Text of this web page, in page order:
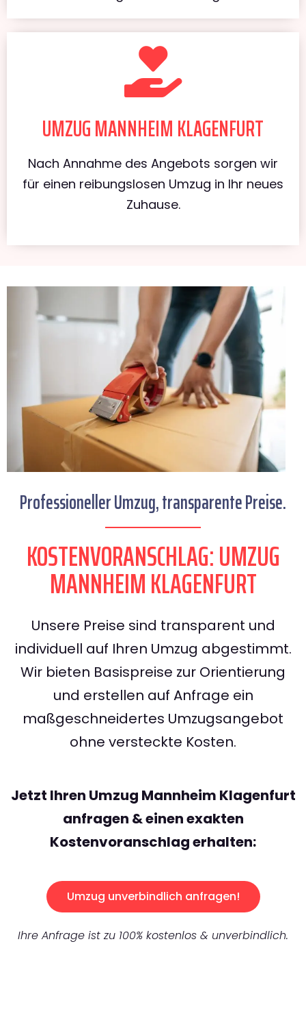
UMZUG MANNHEIM KLAGENFURT
Nach Annahme des Angebots sorgen wir
für einen reibungslosen Umzug in Ihr neues
Zuhause.
Professioneller Umzug, transparente Preise.
KOSTENVORANSCHLAG: UMZUG
MANNHEIM KLAGENFURT
Unsere Preise sind transparent und
individuell auf Ihren Umzug abgestimmt.
Wir bieten Basispreise zur Orientierung
und erstellen auf Anfrage ein
maßgeschneidertes Umzugsangebot
ohne versteckte Kosten.
Jetzt Ihren Umzug Mannheim Klagenfurt
anfragen & einen exakten
Kostenvoranschlag erhalten:
Umzug unverbindlich anfragen!
Ihre Anfrage ist zu 100% kostenlos & unverbindlich.